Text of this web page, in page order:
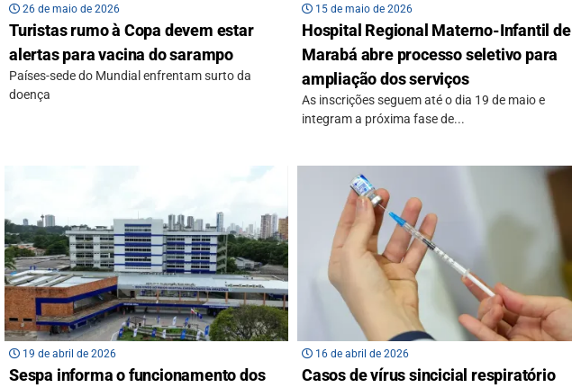
26 de maio de 2026
Turistas rumo à Copa devem estar
alertas para vacina do sarampo
Países-sede do Mundial enfrentam surto da
doença
15 de maio de 2026
Hospital Regional Materno-Infantil de
Marabá abre processo seletivo para
ampliação dos serviços
As inscrições seguem até o dia 19 de maio e
integram a próxima fase de...
19 de abril de 2026
Sespa informa o funcionamento dos
16 de abril de 2026
Casos de vírus sincicial respiratório